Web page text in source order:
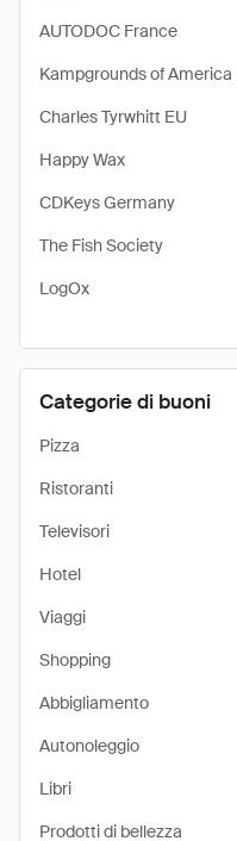
AUTODOC France
Kampgrounds of America
Charles Tyrwhitt EU
Happy Wax
CDKeys Germany
The Fish Society
LogOx
Categorie di buoni
Pizza
Ristoranti
Televisori
Hotel
Viaggi
Shopping
Abbigliamento
Autonoleggio
Libri
Prodotti di bellezza